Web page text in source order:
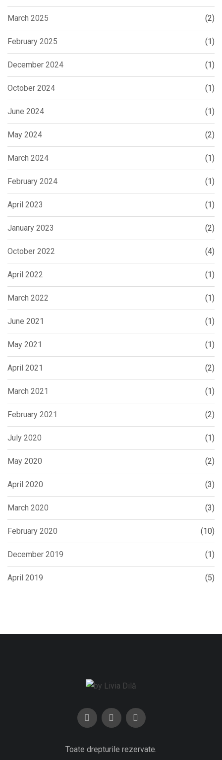
March 2025 (2)
February 2025 (1)
December 2024 (1)
October 2024 (1)
June 2024 (1)
May 2024 (2)
March 2024 (1)
February 2024 (1)
April 2023 (1)
January 2023 (2)
October 2022 (4)
April 2022 (1)
March 2022 (1)
June 2021 (1)
May 2021 (1)
April 2021 (2)
March 2021 (1)
February 2021 (2)
July 2020 (1)
May 2020 (2)
April 2020 (3)
March 2020 (3)
February 2020 (10)
December 2019 (1)
April 2019 (5)
Toate drepturile rezervate.